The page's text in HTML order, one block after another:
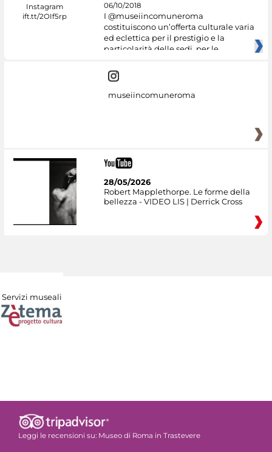
06/10/2018
I @museiincomuneroma
costituiscono un’offerta culturale varia
ed eclettica per il prestigio e la
particolarità delle sedi, per le
museiincomuneroma
28/05/2026
Robert Mapplethorpe. Le forme della
bellezza - VIDEO LIS | Derrick Cross
Servizi museali
Leggi le recensioni su: Museo di Roma in Trastevere